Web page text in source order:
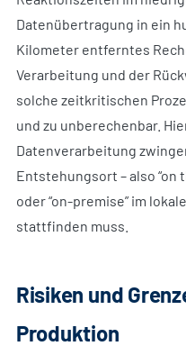
Datenübertragung in ein
Kilometer entferntes
Verarbeitung und der
solche zeitkritischen
und zu unberechenbar.
Datenverarbeitung
Entstehungsort – also “on
oder “on-premise” im
stattfinden muss.
Risiken und
Produktion